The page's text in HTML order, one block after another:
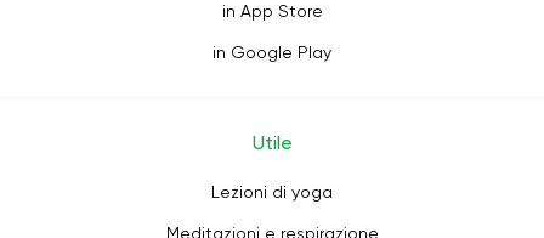
in App Store
in Google Play
Utile
Lezioni di yoga
Meditazioni e respirazione